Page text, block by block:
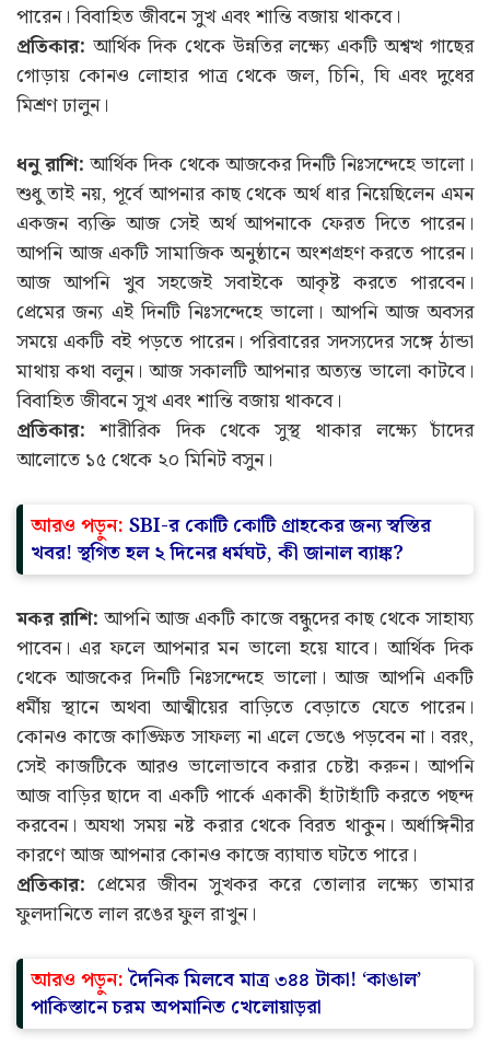
পারেন। বিবাহিত জীবনে সুখ এবং শান্তি বজায় থাকবে।
প্রতিকার: আর্থিক দিক থেকে উন্নতির লক্ষ্যে একটি অশ্বত্থ গাছের
গোড়ায় কোনও লোহার পাত্র থেকে জল, চিনি, ঘি এবং দুধের
মিশ্রণ ঢালুন।
ধনু রাশি: আর্থিক দিক থেকে আজকের দিনটি নিঃসন্দেহে ভালো।
শুধু তাই নয়, পূর্বে আপনার কাছ থেকে অর্থ ধার নিয়েছিলেন এমন
একজন ব্যক্তি আজ সেই অর্থ আপনাকে ফেরত দিতে পারেন।
আপনি আজ একটি সামাজিক অনুষ্ঠানে অংশগ্রহণ করতে পারেন।
আজ আপনি খুব সহজেই সবাইকে আকৃষ্ট করতে পারবেন।
প্রেমের জন্য এই দিনটি নিঃসন্দেহে ভালো। আপনি আজ অবসর
সময়ে একটি বই পড়তে পারেন। পরিবারের সদস্যদের সঙ্গে ঠান্ডা
মাথায় কথা বলুন। আজ সকালটি আপনার অত্যন্ত ভালো কাটবে।
বিবাহিত জীবনে সুখ এবং শান্তি বজায় থাকবে।
প্রতিকার: শারীরিক দিক থেকে সুস্থ থাকার লক্ষ্যে চাঁদের
আলোতে ১৫ থেকে ২০ মিনিট বসুন।
আরও পড়ুন: SBI-র কোটি কোটি গ্রাহকের জন্য স্বস্তির
খবর! স্থগিত হল ২ দিনের ধর্মঘট, কী জানাল ব্যাঙ্ক?
মকর রাশি: আপনি আজ একটি কাজে বন্ধুদের কাছ থেকে সাহায্য
পাবেন। এর ফলে আপনার মন ভালো হয়ে যাবে। আর্থিক দিক
থেকে আজকের দিনটি নিঃসন্দেহে ভালো। আজ আপনি একটি
ধর্মীয় স্থানে অথবা আত্মীয়ের বাড়িতে বেড়াতে যেতে পারেন।
কোনও কাজে কাঙ্ক্ষিত সাফল্য না এলে ভেঙে পড়বেন না। বরং,
সেই কাজটিকে আরও ভালোভাবে করার চেষ্টা করুন। আপনি
আজ বাড়ির ছাদে বা একটি পার্কে একাকী হাঁটাহাঁটি করতে পছন্দ
করবেন। অযথা সময় নষ্ট করার থেকে বিরত থাকুন। অর্ধাঙ্গিনীর
কারণে আজ আপনার কোনও কাজে ব্যাঘাত ঘটতে পারে।
প্রতিকার: প্রেমের জীবন সুখকর করে তোলার লক্ষ্যে তামার
ফুলদানিতে লাল রঙের ফুল রাখুন।
আরও পড়ুন:দৈনিক মিলবে মাত্র ৩৪৪ টাকা! ‘কাঙাল’
পাকিস্তানে চরম অপমানিত খেলোয়াড়রা